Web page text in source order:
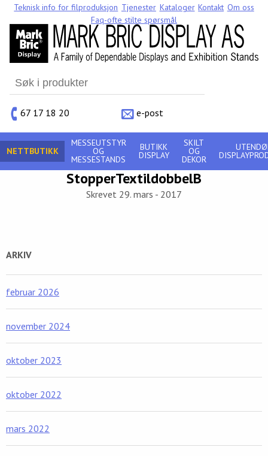
Search
for:
67 17 18 20
e-post
Teknisk info for filproduksjon Tjenester Kataloger Kontakt Om oss
Faq-ofte stilte spørsmål
NETTBUTIKK
MESSEUTSTYR
OG
MESSESTANDS
BUTIKK
DISPLAY
SKILT
OG
DEKOR
StopperTextildobbelB
Skrevet 29. mars - 2017
ARKIV
februar 2026
november 2024
oktober 2023
oktober 2022
mars 2022